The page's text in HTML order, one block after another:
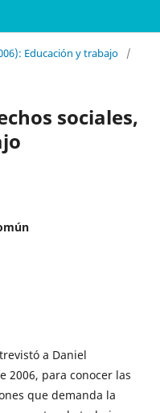
Educación y trabajo
/
sociales,
a Daniel
2006, para conocer las
que demanda la